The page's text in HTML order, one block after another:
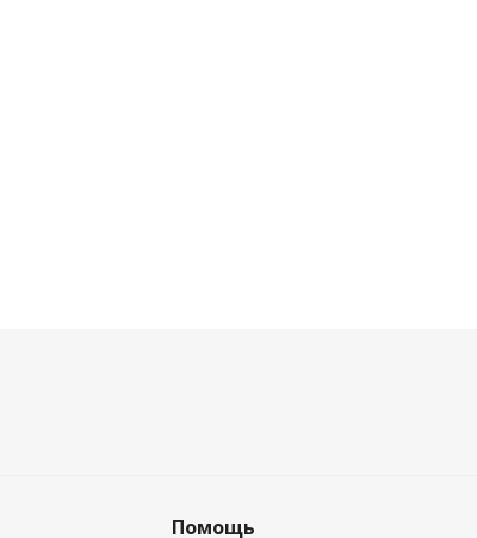
Помощь